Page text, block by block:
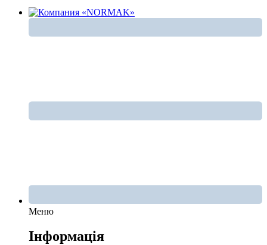
Меню
Інформація